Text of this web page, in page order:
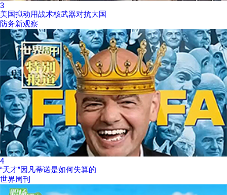
3
美国拟动用战术核武器对抗大国
防务新观察
4
“天才”因凡蒂诺是如何失算的
世界周刊